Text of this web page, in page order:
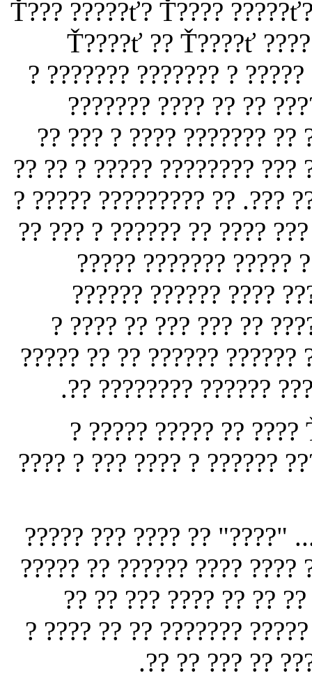
???? ???? ???? ?? ? ?????? ???? ? Ť??? ?????ť? Ť????
Ť????ť ?? Ť????ť
????? ??. ? ?? ???? ?? ??
???? ?? ???? ?
????? ?? ?? ?????? ???
?????? ?? ???????? ??? ?
???? ????? ??? ???? ?????
???? ? ???????? ?? ??????
????? ?? ?????
?????? ????????
?????? ??????? ?????
??????? ?? ???? ??
??? ?? ? ?????? ?? ???
Ť? ????????? ? ??? ??????? ?????ť ???? ?? ????? ????? ?
?????? ?? ???? ?? ????
Ť? ????????? ??? ?????
????? ? ????????? ?? ????
??? ?? ?? ?? ??????
????? ?? ????? ????????
????? ???? ??